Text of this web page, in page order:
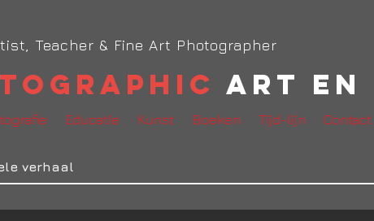
Teacher & Fine Art Photographer
Art en
Educatie Kunst Boeken Tijd-lijn Contact
verhaal